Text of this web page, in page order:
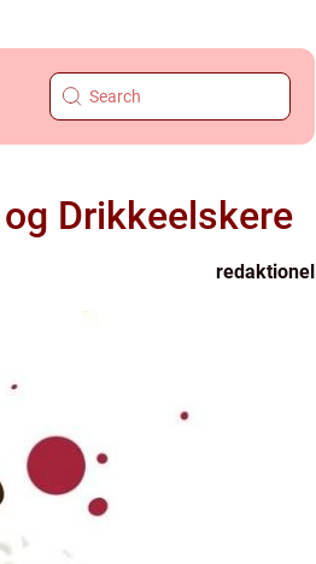
Drikkeelskere
redaktionel